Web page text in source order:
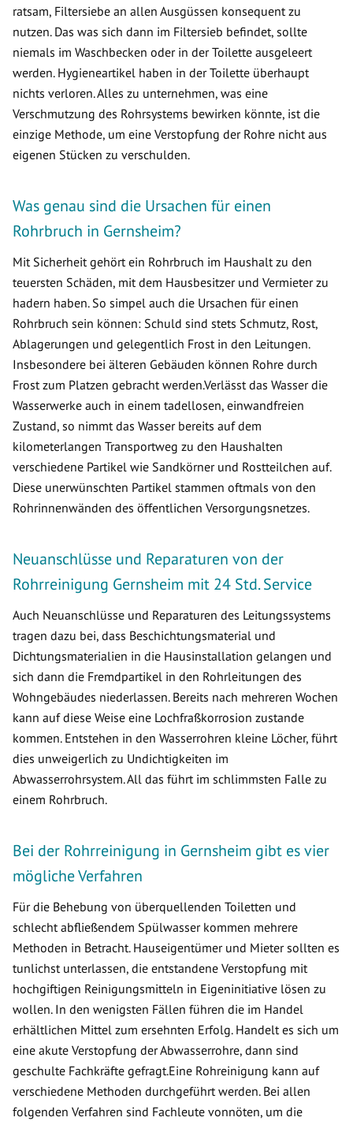
ratsam, Filtersiebe an allen Ausgüssen konsequent zu
nutzen. Das was sich dann im Filtersieb befindet, sollte
niemals im Waschbecken oder in der Toilette ausgeleert
werden. Hygieneartikel haben in der Toilette überhaupt
nichts verloren. Alles zu unternehmen, was eine
Verschmutzung des Rohrsystems bewirken könnte, ist die
einzige Methode, um eine Verstopfung der Rohre nicht aus
eigenen Stücken zu verschulden.
Was genau sind die Ursachen für einen
Rohrbruch in Gernsheim?
Mit Sicherheit gehört ein Rohrbruch im Haushalt zu den
teuersten Schäden, mit dem Hausbesitzer und Vermieter zu
hadern haben. So simpel auch die Ursachen für einen
Rohrbruch sein können: Schuld sind stets Schmutz, Rost,
Ablagerungen und gelegentlich Frost in den Leitungen.
Insbesondere bei älteren Gebäuden können Rohre durch
Frost zum Platzen gebracht werden.Verlässt das Wasser die
Wasserwerke auch in einem tadellosen, einwandfreien
Zustand, so nimmt das Wasser bereits auf dem
kilometerlangen Transportweg zu den Haushalten
verschiedene Partikel wie Sandkörner und Rostteilchen auf.
Diese unerwünschten Partikel stammen oftmals von den
Rohrinnenwänden des öffentlichen Versorgungsnetzes.
Neuanschlüsse und Reparaturen von der
Rohrreinigung Gernsheim mit 24 Std. Service
Auch Neuanschlüsse und Reparaturen des Leitungssystems
tragen dazu bei, dass Beschichtungsmaterial und
Dichtungsmaterialien in die Hausinstallation gelangen und
sich dann die Fremdpartikel in den Rohrleitungen des
Wohngebäudes niederlassen. Bereits nach mehreren Wochen
kann auf diese Weise eine Lochfraßkorrosion zustande
kommen. Entstehen in den Wasserrohren kleine Löcher, führt
dies unweigerlich zu Undichtigkeiten im
Abwasserrohrsystem. All das führt im schlimmsten Falle zu
einem Rohrbruch.
Bei der Rohrreinigung in Gernsheim gibt es vier
mögliche Verfahren
Für die Behebung von überquellenden Toiletten und
schlecht abfließendem Spülwasser kommen mehrere
Methoden in Betracht. Hauseigentümer und Mieter sollten es
tunlichst unterlassen, die entstandene Verstopfung mit
hochgiftigen Reinigungsmitteln in Eigeninitiative lösen zu
wollen. In den wenigsten Fällen führen die im Handel
erhältlichen Mittel zum ersehnten Erfolg. Handelt es sich um
eine akute Verstopfung der Abwasserrohre, dann sind
geschulte Fachkräfte gefragt.Eine Rohreinigung kann auf
verschiedene Methoden durchgeführt werden. Bei allen
folgenden Verfahren sind Fachleute vonnöten, um die